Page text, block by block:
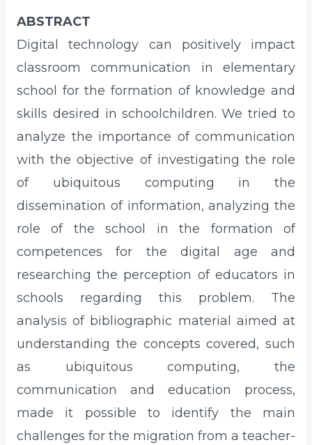
ABSTRACT
Digital technology can positively impact
classroom communication in elementary
school for the formation of knowledge and
skills desired in schoolchildren. We tried to
analyze the importance of communication
with the objective of investigating the role
of ubiquitous computing in the
dissemination of information, analyzing the
role of the school in the formation of
competences for the digital age and
researching the perception of educators in
schools regarding this problem. The
analysis of bibliographic material aimed at
understanding the concepts covered, such
as ubiquitous computing, the
communication and education process,
made it possible to identify the main
challenges for the migration from a teacher-